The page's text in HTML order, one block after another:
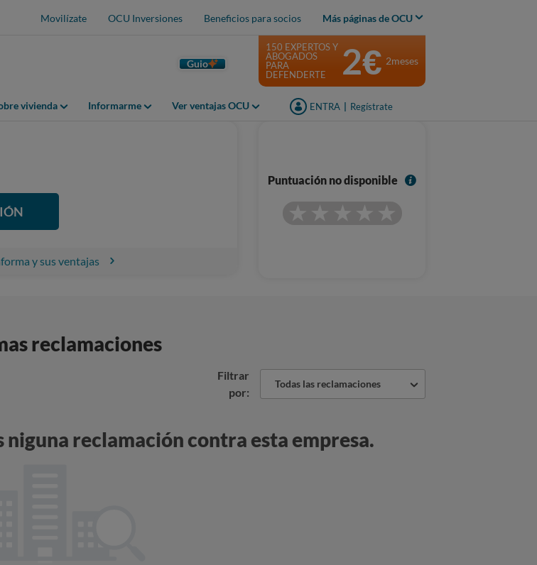
Movilízate OCU Inversiones Beneficios para socios Más páginas de OCU
Guio
vivienda Informarme Ver ventajas OCU ENTRA Regístrate
150 EXPERTOS Y
ABOGADOS
PARA
DEFENDERTE
2€ 2meses
y sus ventajas
Puntuación no disponible
I
reclamaciones
Filtrar
por:
Todas las reclamaciones
reclamación contra esta empresa.